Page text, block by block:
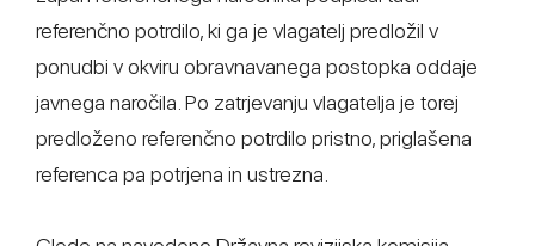
referenčno potrdilo, ki ga je vlagatelj predložil v
ponudbi v okviru obravnavanega postopka oddaje
javnega naročila. Po zatrjevanju vlagatelja je torej
predloženo referenčno potrdilo pristno, priglašena
referenca pa potrjena in ustrezna.